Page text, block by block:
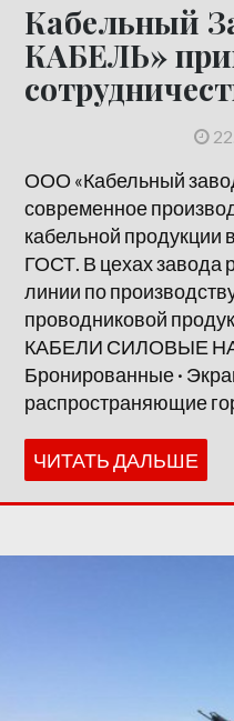
Кабельный
КАБЕЛЬ»
ООО «Кабельный
современное
кабельной продукции
ГОСТ. В цехах
линии по
проводниковой
КАБЕЛИ СИЛОВЫЕ
Бронированные ·
распространяющие
ЧИТАТЬ ДАЛЬШЕ